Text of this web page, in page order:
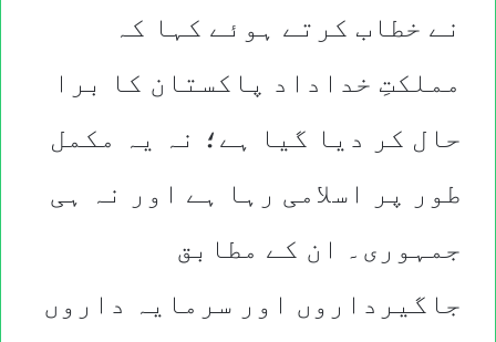
نے خطاب کرتے ہوئے کہا کہ
مملکتِ خداداد پاکستان کا برا
حال کر دیا گیا ہے؛ نہ یہ مکمل
طور پر اسلامی رہا ہے اور نہ ہی
جمہوری۔ ان کے مطابق
جاگیرداروں اور سرمایہ داروں